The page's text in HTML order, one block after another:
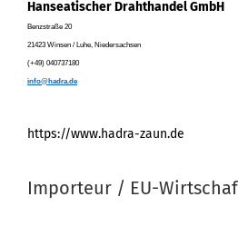
Hanseatischer Drahthandel GmbH
Benzstraße 20
21423 Winsen / Luhe, Niedersachsen
(+49) 040737180
info@hadra.de
https://www.hadra-zaun.de
Importeur / EU-